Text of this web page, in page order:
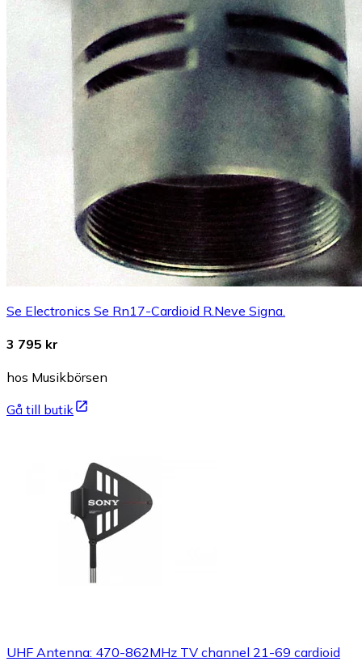
Se Electronics Se Rn17-Cardioid R.Neve Signa.
3 795 kr
hos Musikbörsen
Gå till butik
UHF Antenna: 470-862MHz TV channel 21-69 cardioid